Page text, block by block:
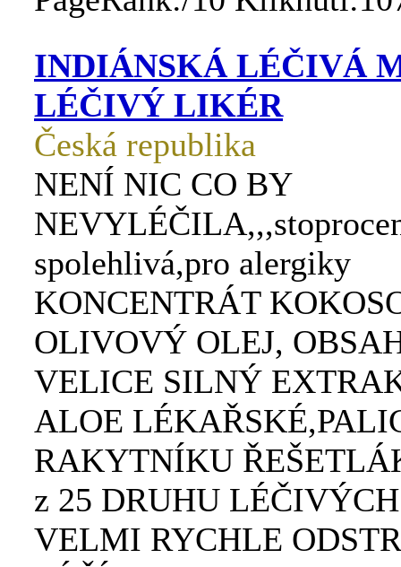
INDIÁNSKÁ LÉČIVÁ
LÉČIVÝ LIKÉR
Česká republika
NENÍ NIC CO BY
spolehlivá,pro alergiky
KONCENTRÁT
OLIVOVÝ OLEJ,
VELICE SILNÝ
ALOE
RAKYTNÍKU
z 25 DRUHU
VELMI RYCHLE